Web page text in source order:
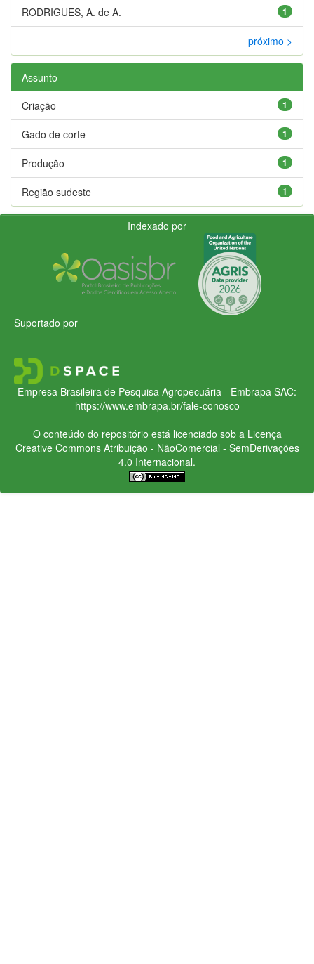
1
RODRIGUES, A. de A.
próximo >
Assunto
1
Criação
1
Gado de corte
1
Produção
1
Região sudeste
Indexado por
Suportado por
Empresa Brasileira de Pesquisa Agropecuária - Embrapa SAC:
https://www.embrapa.br/fale-conosco
O conteúdo do repositório está licenciado sob a Licença
Creative CommonsAtribuição - NãoComercial - SemDerivações
4.0 Internacional.